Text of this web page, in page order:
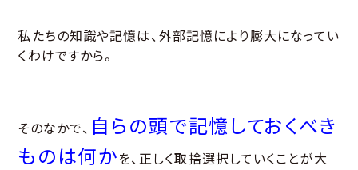
私たちの知識や記憶は、外部記憶により膨大になってい
くわけですから。
そのなかで、 自らの頭で記憶しておくべき
ものは何かを、正しく取捨選択していくことが大